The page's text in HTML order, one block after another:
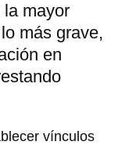
mayor
más grave,
en
vínculos